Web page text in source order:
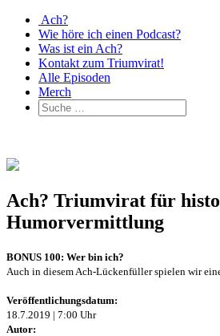
Ach?
Wie höre ich einen Podcast?
Was ist ein Ach?
Kontakt zum Triumvirat!
Alle Episoden
Merch
Ach? Triumvirat für
Humorvermittlung
BONUS 100: Wer bin ich?
Auch in diesem Ach-Lückenfüller spielen wir
Veröffentlichungsdatum:
18.7.2019 | 7:00 Uhr
Autor: